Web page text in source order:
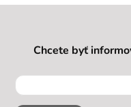
Chcete byť